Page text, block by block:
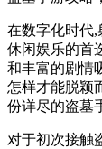
在数字化时代
休闲娱乐的首
和丰富的剧情
怎样才能脱颖
份详尽的盗墓
对于初次接触